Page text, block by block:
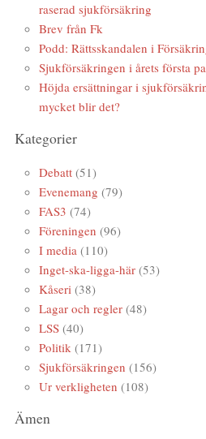
raserad sjukförsäkring
Brev från Fk
Podd: Rättsskandalen i
Sjukförsäkringen i årets första
Höjda ersättningar i
mycket blir det?
Kategorier
Debatt(51)
Evenemang (79)
FAS3 (74)
Föreningen (96)
I media (110)
Inget-ska-ligga-här(53)
Kåseri (38)
Lagar och regler(48)
LSS(40)
Politik (171)
Sjukförsäkringen (156)
Ur verkligheten (108)
Ämen